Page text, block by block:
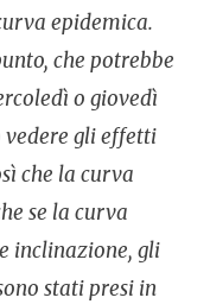
epidemica.
che potrebbe
o giovedì
vedere gli effetti
che la curva
se la curva
inclinazione, gli
stati presi in